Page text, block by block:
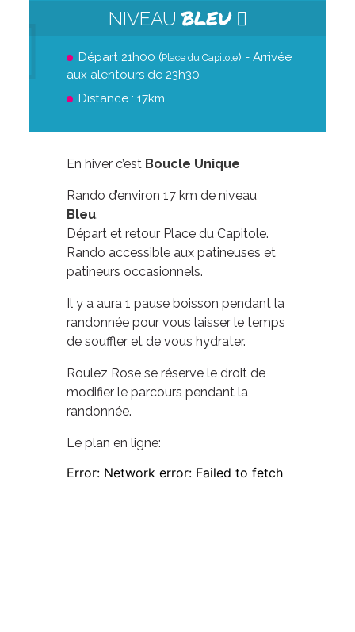
NIVEAUBLEU
Départ 21h00 (Place du Capitole) - Arrivée
aux alentours de 23h30
Distance : 17km
En hiver c’est Boucle Unique
Rando d’environ 17 km de niveau
Bleu.
Départ et retour Place du Capitole.
Rando accessible aux patineuses et
patineurs occasionnels.
Il y a aura 1 pause boisson pendant la
randonnée pour vous laisser le temps
de souffler et de vous hydrater.
Roulez Rose se réserve le droit de
modifier le parcours pendant la
randonnée.
Le plan en ligne: